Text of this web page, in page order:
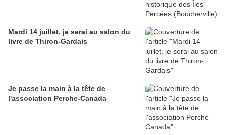
Mardi 14 juillet, je serai au salon du
livre de Thiron-Gardais
Je passe la main à la tête de
l'association Perche-Canada